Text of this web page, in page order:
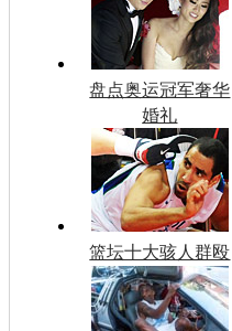
盘点奥运冠军奢华
婚礼
篮坛十大骇人群殴